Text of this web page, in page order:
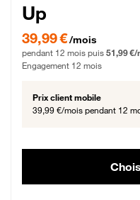
Up
39,99 € par mois pendant 12
39,99 €/mois
pendant 12 mois puis 51,99 €/
Engagement 12 mois
Prix client mobile
39,99 €/mois pendant 12